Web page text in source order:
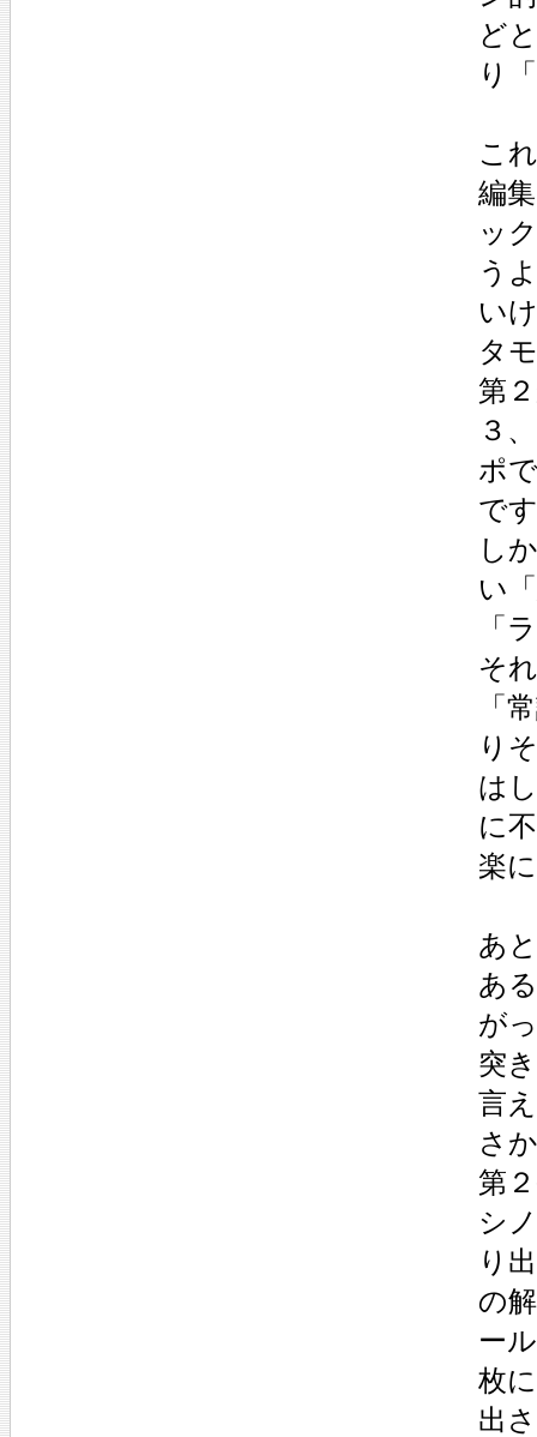
ど
り
こ
編
ッ
う
い
タ
第
３
ポ
で
し
い
「
そ
「
り
は
に
楽
あ
あ
が
突
言
さ
第
シ
り
の
ー
枚
出